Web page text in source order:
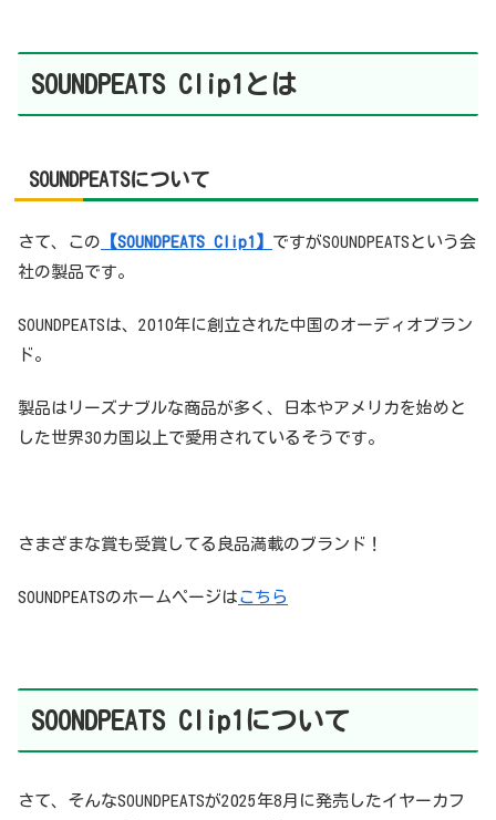
SOUNDPEATS Clip1とは
SOUNDPEATSについて
さて、この 【SOUNDPEATS Clip1】 ですがSOUNDPEATSという会
社の製品です。
SOUNDPEATSは、2010年に創立された中国のオーディオブラン
ド。
製品はリーズナブルな商品が多く、日本やアメリカを始めと
した世界30カ国以上で愛用されているそうです。
さまざまな賞も受賞してる良品満載のブランド！
SOUNDPEATSのホームページは こちら
SOONDPEATS Clip1について
さて、そんなSOUNDPEATSが2025年8月に発売したイヤーカフ